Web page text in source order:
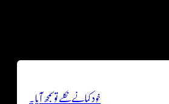
خود کمانے نکلے تو سمجھ آیا۔